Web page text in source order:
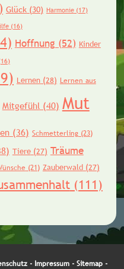
Glück(30) Harmonie(17)
(16)
Hoffnung (52) Kinder
Lernen(28) Lernen aus
Mitgefühl(40) Mut
(36) Schmetterling(23)
Tiere(27) Träume
(21) Zauberwald(27)
(111)
- Impressum - Sitemap -